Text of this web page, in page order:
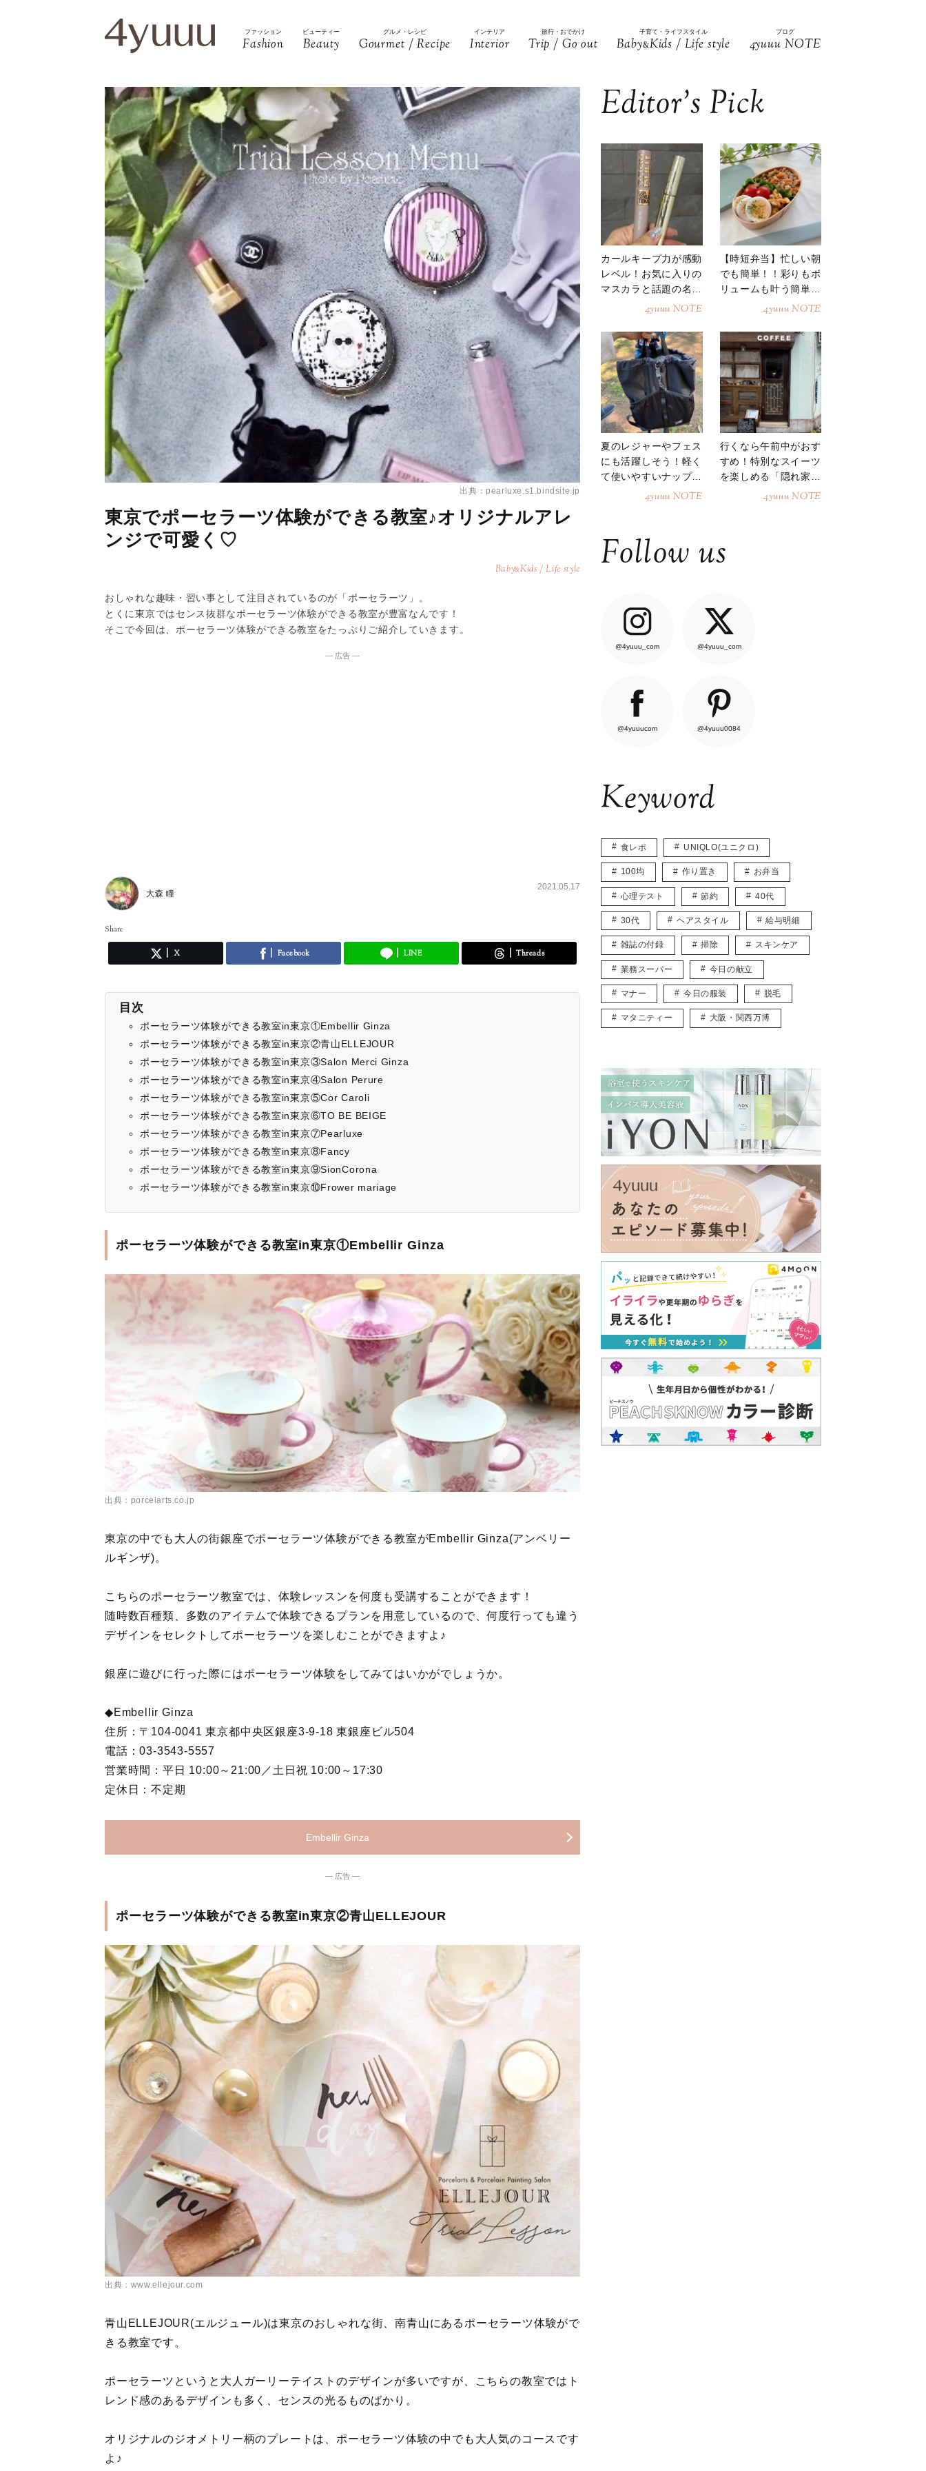
ファッション
Fashion
ビューティー
Beauty
グルメ・レシピ
Gourmet / Recipe
インテリア
Interior
旅行・おでかけ
Trip / Go out
子育て・ライフスタイル
Baby&Kids / Life style
ブログ
4yuuu NOTE
出典：pearluxe.s1.bindsite.jp
東京でポーセラーツ体験ができる教室♪オリジナルアレ
ンジで可愛く♡
Baby&Kids / Life style
おしゃれな趣味・習い事として注目されているのが「ポーセラーツ」。
とくに東京ではセンス抜群なポーセラーツ体験ができる教室が豊富なんです！
そこで今回は、ポーセラーツ体験ができる教室をたっぷりご紹介していきます。
― 広告 ―
大森 瞳
2021.05.17
Share
X Facebook LINE Threads
目次
ポーセラーツ体験ができる教室in東京①Embellir Ginza
ポーセラーツ体験ができる教室in東京②青山ELLEJOUR
ポーセラーツ体験ができる教室in東京③Salon Merci Ginza
ポーセラーツ体験ができる教室in東京④Salon Perure
ポーセラーツ体験ができる教室in東京⑤Cor Caroli
ポーセラーツ体験ができる教室in東京⑥TO BE BEIGE
ポーセラーツ体験ができる教室in東京⑦Pearluxe
ポーセラーツ体験ができる教室in東京⑧Fancy
ポーセラーツ体験ができる教室in東京⑨SionCorona
ポーセラーツ体験ができる教室in東京⑩Frower mariage
ポーセラーツ体験ができる教室in東京①Embellir Ginza
出典：porcelarts.co.jp
東京の中でも大人の街銀座でポーセラーツ体験ができる教室がEmbellir Ginza(アンベリー
ルギンザ)。
こちらのポーセラーツ教室では、体験レッスンを何度も受講することができます！
随時数百種類、多数のアイテムで体験できるプランを用意しているので、何度行っても違う
デザインをセレクトしてポーセラーツを楽しむことができますよ♪
銀座に遊びに行った際にはポーセラーツ体験をしてみてはいかがでしょうか。
◆Embellir Ginza
住所：〒104-0041 東京都中央区銀座3-9-18 東銀座ビル504
電話：03-3543-5557
営業時間：平日 10:00～21:00／土日祝 10:00～17:30
定休日：不定期
Embellir Ginza
― 広告 ―
ポーセラーツ体験ができる教室in東京②青山ELLEJOUR
出典：www.ellejour.com
青山ELLEJOUR(エルジュール)は東京のおしゃれな街、南青山にあるポーセラーツ体験がで
きる教室です。
ポーセラーツというと大人ガーリーテイストのデザインが多いですが、こちらの教室ではト
レンド感のあるデザインも多く、センスの光るものばかり。
オリジナルのジオメトリー柄のプレートは、ポーセラーツ体験の中でも大人気のコースです
よ♪
Editor’s Pick
カールキープ力が感動
レベル！お気に入りの
マスカラと話題の名品
4yuuu NOTE
【時短弁当】忙しい朝
でも簡単！！彩りもボ
リュームも叶う簡単そ
4yuuu NOTE
夏のレジャーやフェス
にも活躍しそう！軽く
て使いやすいナップサ
4yuuu NOTE
行くなら午前中がおす
すめ！特別なスイーツ
を楽しめる「隠れ家カ
4yuuu NOTE
Follow us
@4yuuu_com @4yuuu_com
@4yuuucom @4yuuu0084
Keyword
食レポ UNIQLO(ユニクロ)
100均 作り置き お弁当
心理テスト 節約 40代
30代 ヘアスタイル 給与明細
雑誌の付録 掃除 スキンケア
業務スーパー 今日の献立
マナー 今日の服装 脱毛
マタニティー 大阪・関西万博